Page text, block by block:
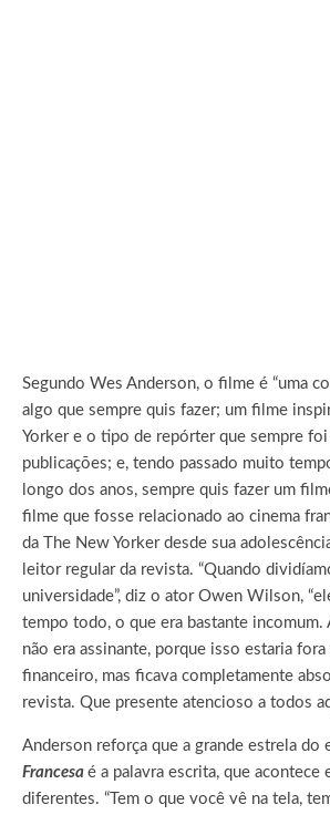
Segundo Wes Anderson, o filme é “uma
algo que sempre quis fazer; um filme
Yorker e o tipo de repórter que sempre
publicações; e, tendo passado muito
longo dos anos, sempre quis fazer um
filme que fosse relacionado ao cinema
da The New Yorker desde sua
leitor regular da revista. “Quando
universidade”, diz o ator Owen Wilson,
tempo todo, o que era bastante incomum.
não era assinante, porque isso estaria fora
financeiro, mas ficava completamente
revista. Que presente atencioso a todos
Anderson reforça que a grande estrela do
Francesa é a palavra escrita, que acontece
diferentes. “Tem o que você vê na tela,